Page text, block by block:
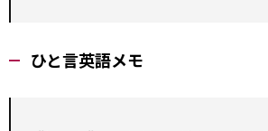
ひと言英語メモ